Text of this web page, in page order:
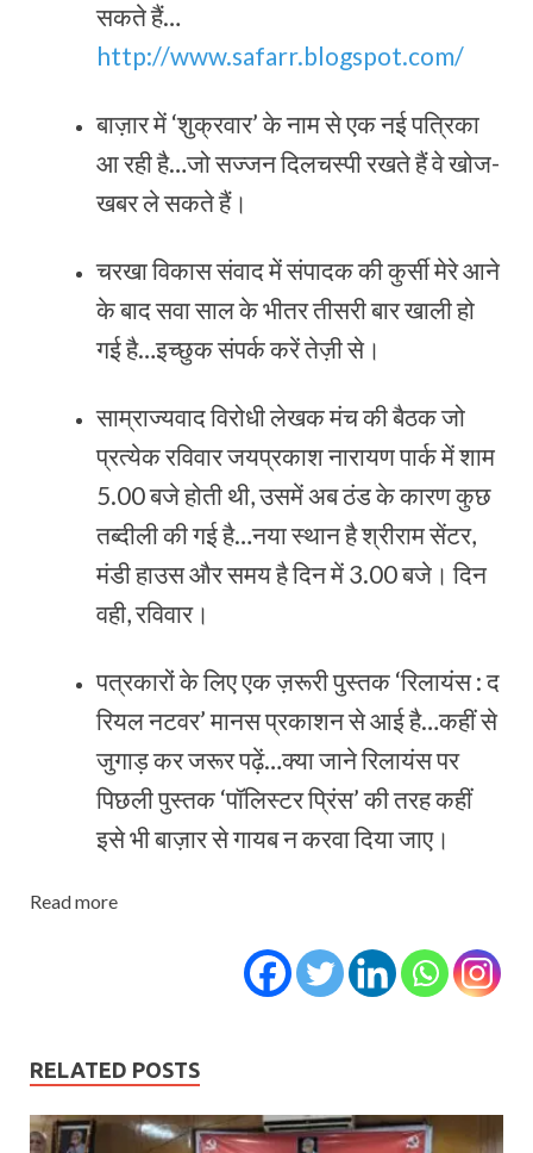
सकते हैं…
http://www.safarr.blogspot.com/
बाज़ार में ‘शुक्रवार’ के नाम से एक नई पत्रिका
आ रही है…जो सज्‍जन दिलचस्‍पी रखते हैं वे खोज-
खबर ले सकते हैं।
चरखा विकास संवाद में संपादक की कुर्सी मेरे आने
के बाद सवा साल के भीतर तीसरी बार खाली हो
गई है…इच्‍छुक संपर्क करें तेज़ी से।
साम्राज्‍यवाद विरोधी लेखक मंच की बैठक जो
प्रत्‍येक रविवार जयप्रकाश नारायण पार्क में शाम
5.00 बजे होती थी, उसमें अब ठंड के कारण कुछ
तब्‍दीली की गई है…नया स्‍थान है श्रीराम सेंटर,
मंडी हाउस और समय है दिन में 3.00 बजे। दिन
वही, रविवार।
पत्रकारों के लिए एक ज़रूरी पुस्‍तक ‘रिलायंस : द
रियल नटवर’ मानस प्रकाशन से आई है…कहीं से
जुगाड़ कर जरूर पढ़ें…क्‍या जाने रिलायंस पर
पिछली पुस्‍तक ‘पॉलिस्‍टर प्रिंस’ की तरह कहीं
इसे भी बाज़ार से गायब न करवा दिया जाए।
Read more
RELATED POSTS